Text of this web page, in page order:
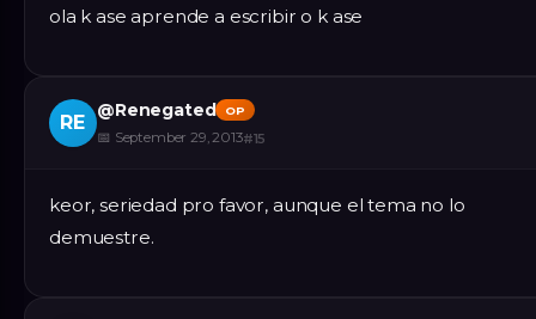
ola k ase aprende a escribir o k ase
RE
@Renegated OP
📅 September 29, 2013#15
keor, seriedad pro favor, aunque el tema no lo
demuestre.